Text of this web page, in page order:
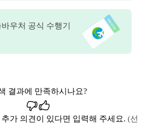
우처 공식 수행기
결과에 만족하시나요?
가 의견이 있다면 입력해 주세요. (선